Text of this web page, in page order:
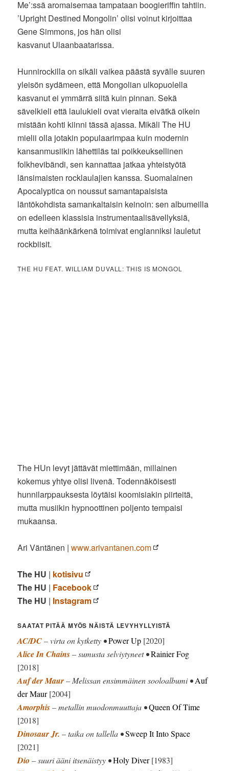
Me’:ssä aromaisemaa tampataan boogieriffin tahtiin.
’Upright Destined Mongolin’ olisi voinut kirjoittaa
Gene Simmons, jos hän olisi
kasvanut Ulaanbaatarissa.
Hunnirockilla on sikäli vaikea päästä syvälle suuren
yleisön sydämeen, että Mongolian ulkopuolella
kasvanut ei ymmärrä siitä kuin pinnan. Sekä
sävelkieli että laulukieli ovat vieraita eivätkä oikein
mistään kohti kiinni tässä ajassa. Mikäli The HU
mielii olla jotakin populaarimpaa kuin modernin
kansanmusiikin lähettiläs tai poikkeuksellinen
folkhevibändi, sen kannattaa jatkaa yhteistyötä
länsimaisten rocklaulajien kanssa. Suomalainen
Apocalyptica on noussut samantapaisista
läntökohdista samankaltaisin keinoin: sen albumeilla
on edelleen klassisia instrumentaalisävellyksiä,
mutta keihäänkärkenä toimivat englanniksi lauletut
rockbiisit.
THE HU FEAT. WILLIAM DUVALL: THIS IS MONGOL
The HUn levyt jättävät miettimään, millainen
kokemus yhtye olisi livenä. Todennäköisesti
hunnilarppauksesta löytäisi koomisiakin piirteitä,
mutta musiikin hypnoottinen poljento tempaisi
mukaansa.
Ari Väntänen |www.arivantanen.com
The HU | kotisivu
The HU | Facebook
The HU | Instagram
SAATAT PITÄÄ MYÖS NÄISTÄ LEVYHYLLYISTÄ
AC/DC– virta on kytketty •Power Up [2020]
Alice In Chains– sumusta selviytyneet •Rainier Fog
[2018]
Auf der Maur– Melissan ensimmäinen sooloalbumi •Auf
der Maur[2004]
Amorphis– metallin muodonmuuttaja •Queen Of Time
[2018]
Dinosaur Jr. – taika on tallella •Sweep It Into Space
[2021]
Dio – suuri ääni itsenäistyy •Holy Diver[1983]